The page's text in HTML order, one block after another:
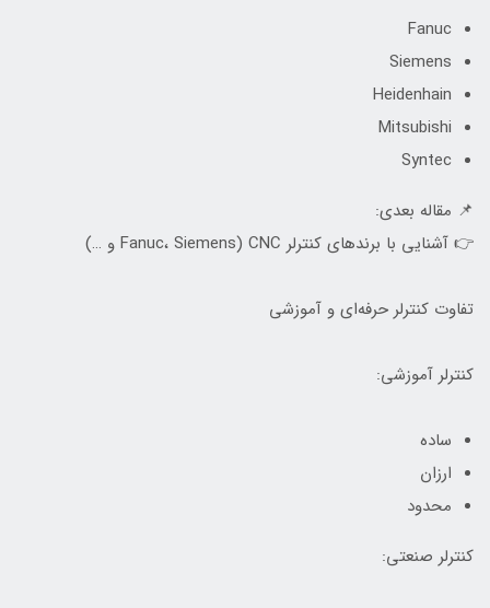
Fanuc
Siemens
Heidenhain
Mitsubishi
Syntec
📌 مقاله بعدی:
👉 آشنایی با برندهای کنترلر CNC (Fanuc، Siemens و …)
تفاوت کنترلر حرفه‌ای و آموزشی
کنترلر آموزشی:
ساده
ارزان
محدود
کنترلر صنعتی: